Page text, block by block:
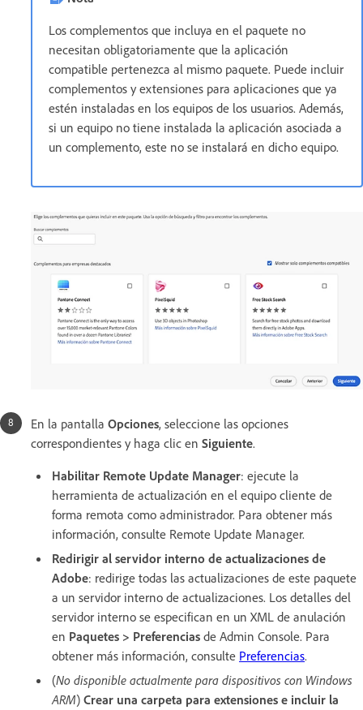
Los complementos que incluya en el paquete no
necesitan obligatoriamente que la aplicación
compatible pertenezca al mismo paquete. Puede incluir
complementos y extensiones para aplicaciones que ya
estén instaladas en los equipos de los usuarios. Además,
si un equipo no tiene instalada la aplicación asociada a
un complemento, este no se instalará en dicho equipo.
En la pantalla Opciones, seleccione las opciones
correspondientes y haga clic en Siguiente.
Habilitar Remote Update Manager: ejecute la
herramienta de actualización en el equipo cliente de
forma remota como administrador. Para obtener más
información, consulte Remote Update Manager.
Redirigir al servidor interno de actualizaciones de
Adobe: redirige todas las actualizaciones de este paquete
a un servidor interno de actualizaciones. Los detalles del
servidor interno se especifican en un XML de anulación
en Paquetes > Preferencias de Admin Console. Para
obtener más información, consulte Preferencias.
(No disponible actualmente para dispositivos con Windows
ARM) Crear una carpeta para extensiones e incluir la